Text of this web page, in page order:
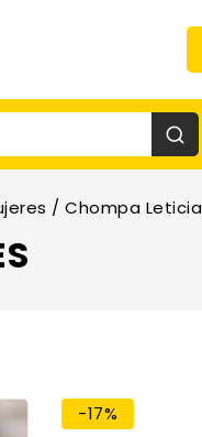
/ Chompa Leticia
-17%